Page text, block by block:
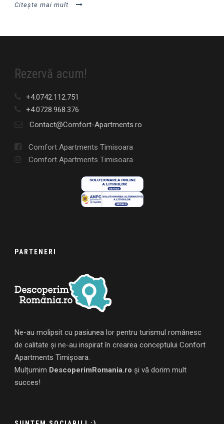
Citește mai mult
Rezervă acum!
+4.0742.112.751
+4.0728.968.376
Contact@Comfort-Apartments.ro
Comfort Apartments Timisoara
Comfort Apartments Timisoara
PARTENERI
Ne-au molipsit cu pasiunea lor pentru turismul românesc
de calitate și ne-au inspirat în crearea conceptului Confort
Apartments Timișoara.
Mulțumim DescoperimRomania.ro și vă dorim mult
succes!